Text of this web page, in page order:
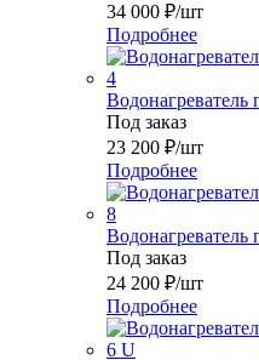
34 000 ₽/шт
Подробнее
Под заказ
23 200 ₽/шт
Подробнее
Под заказ
24 200 ₽/шт
Подробнее